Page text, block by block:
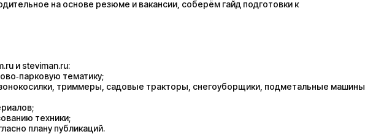
на основе резюме и вакансии, соберём гайд подготовки к
и steviman.ru:
тематику;
триммеры, садовые тракторы, снегоуборщики, подметальные машины,
техники;
плану публикаций.